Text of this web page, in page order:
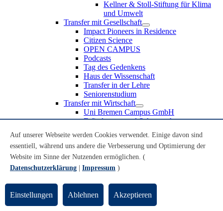
Kellner & Stoll-Stiftung für Klima
und Umwelt
Transfer mit Gesellschaft
Impact Pioneers in Residence
Citizen Science
OPEN CAMPUS
Podcasts
Tag des Gedenkens
Haus der Wissenschaft
Transfer in der Lehre
Seniorenstudium
Transfer mit Wirtschaft
Uni Bremen Campus GmbH
Erfindungen und Schutzrechte
Recruiting an der Universität Bremen
Weiterbildung an der Universität Bremen
Transfer mit Schule
Schülerinnen und Schüler
Schulklassen
Lehrkräfte
Gründungsunterstützung
Auf unserer Webseite werden Cookies verwendet. Einige davon sind
essentiell, während uns andere die Verbesserung und Optimierung der
Website im Sinne der Nutzenden ermöglichen. (
Datenschutzerklärung
Impressum )
Einstellungen Ablehnen Akzeptieren